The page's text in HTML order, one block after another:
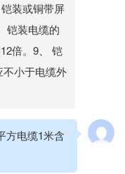
装或铜带屏
铠装电缆的
倍。9、 铠
小于电缆外
方电缆1米含